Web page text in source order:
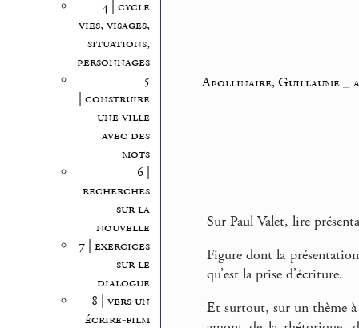
4 | cycle
vies, visages,
situations,
personnages
5
| construire
une ville
avec des
mots
6 |
recherches
sur la
nouvelle
7 | exercices
sur le
dialogue
8 | vers un
écrire-film
Apollinaire, Guillaume
Sur Paul Valet, lire
Figure dont la
qu’est la prise d’écriture.
Et surtout, sur un thème